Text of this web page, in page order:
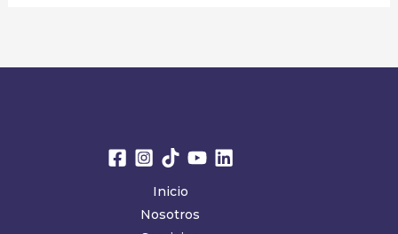
Inicio
Nosotros